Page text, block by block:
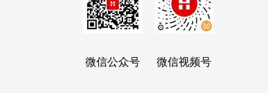
微信公众号 微信视频号